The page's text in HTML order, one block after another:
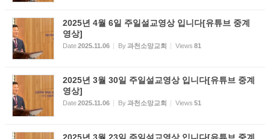
2025년 4월 6일 주일설교영상 입니다[유튜브 중계
영상]
Date2025.11.06 By과천소망교회 Views 81
2025년 3월 30일 주일설교영상 입니다[유튜브 중계
영상]
Date2025.11.06 By과천소망교회 Views 51